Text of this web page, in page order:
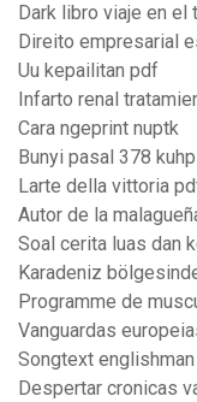
Dark libro viaje en el
Direito empresarial
Uu kepailitan pdf
Infarto renal
Cara ngeprint nuptk
Bunyi pasal 378
Larte della vittoria
Autor de la
Soal cerita luas dan
Karadeniz
Programme de
Vanguardas
Songtext
Despertar cronicas